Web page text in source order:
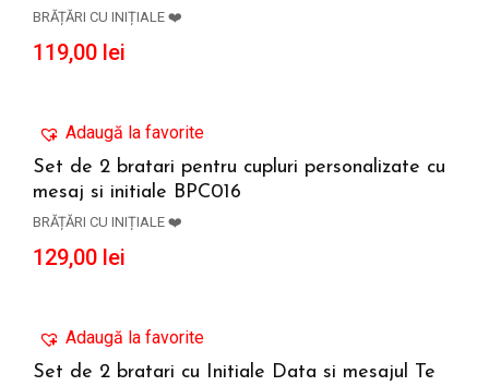
BRĂȚĂRI CU INIȚIALE ❤️
119,00 lei
Adaugă la favorite
Set de 2 bratari pentru cupluri personalizate cu
mesaj si initiale BPC016
BRĂȚĂRI CU INIȚIALE ❤️
129,00 lei
Adaugă la favorite
Set de 2 bratari cu Initiale Data si mesajul Te